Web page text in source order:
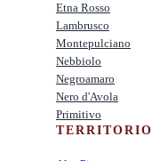
Etna Rosso
Lambrusco
Montepulciano
Nebbiolo
Negroamaro
Nero d'Avola
Primitivo
TERRITORIO